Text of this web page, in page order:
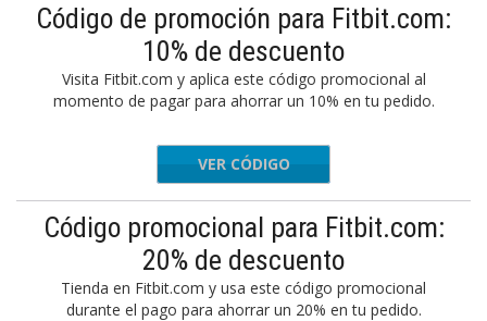
Código de promoción para Fitbit.com:
10% de descuento
Visita Fitbit.com y aplica este código promocional al
momento de pagar para ahorrar un 10% en tu pedido.
TDOOR10
VER CÓDIGO
Código promocional para Fitbit.com:
20% de descuento
Tienda en Fitbit.com y usa este código promocional
durante el pago para ahorrar un 20% en tu pedido.